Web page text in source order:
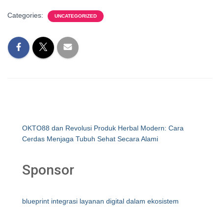
Categories: UNCATEGORIZED
OKTO88 dan Revolusi Produk Herbal Modern: Cara
Cerdas Menjaga Tubuh Sehat Secara Alami
Sponsor
blueprint integrasi layanan digital dalam ekosistem